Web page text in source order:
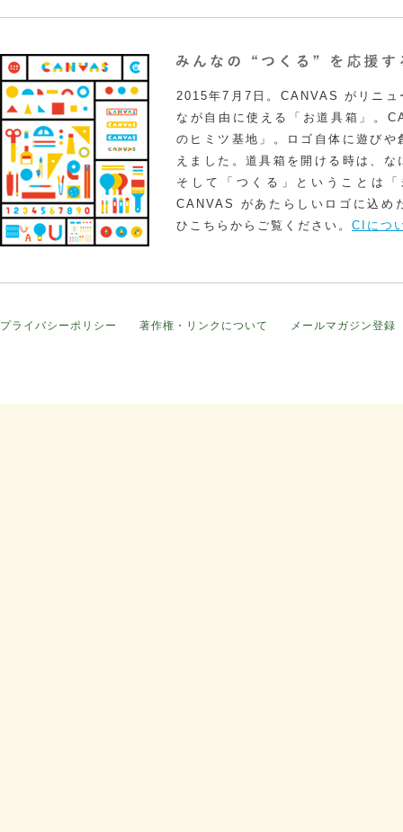
2015年7月7日。CANVAS がリニュ
なが自由に使える「お道具箱」。
のヒミツ基地」。ロゴ自体に遊び
えました。道具箱を開ける時は、
そして「つくる」ということは
CANVAS があたらしいロゴに込め
ひこちらからご覧ください。 CIにつ
プライバシーポリシー 著作権・リンクについて メールマガジン登録